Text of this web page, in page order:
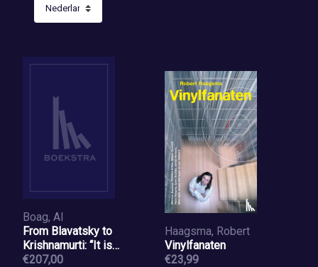
Boag, Al
From Blavatsky to
Krishnamurti: “It is
Finished”
€207,00
Haagsma, Robert
Vinylfanaten
€23,99